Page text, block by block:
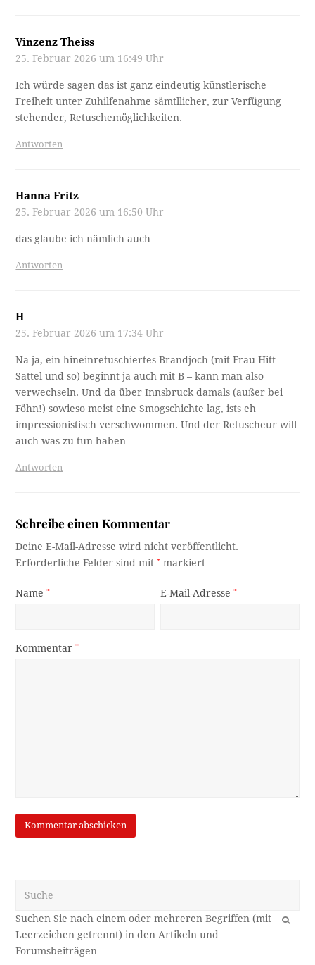
Vinzenz Theiss
25. Februar 2026 um 16:49 Uhr
Ich würde sagen das ist ganz eindeutig künstlerische
Freiheit unter Zuhilfenahme sämtllicher, zur Verfügung
stehender, Retuschemöglichkeiten.
Antworten
Hanna Fritz
25. Februar 2026 um 16:50 Uhr
das glaube ich nämlich auch…
Antworten
H
25. Februar 2026 um 17:34 Uhr
Na ja, ein hineinretuschiertes Brandjoch (mit Frau Hitt
Sattel und so) beginnt ja auch mit B – kann man also
verwechseln. Und da über Innsbruck damals (außer bei
Föhn!) sowieso meist eine Smogschichte lag, ists eh
impressionistisch verschwommen. Und der Retuscheur will
auch was zu tun haben…
Antworten
Schreibe einen Kommentar
Deine E-Mail-Adresse wird nicht veröffentlicht.
Erforderliche Felder sind mit* markiert
Name* E-Mail-Adresse*
Kommentar*
OK